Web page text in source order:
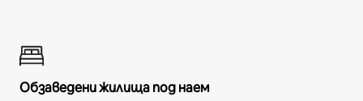
Обзаведени жилища под наем